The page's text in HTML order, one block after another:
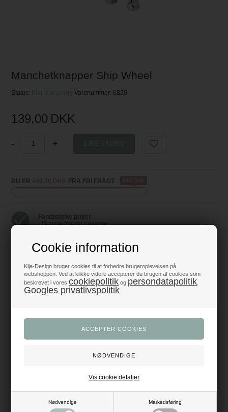
Cookie information
Kija-Design bruger cookies til at forbedre brugeroplevelsen på
webshoppen. Ved at klikke videre accepterer du brugen af cookies som
beskrevet i vorescookiepolitik og persondatapolitik
Googles privatlivspolitik
Nødvendige Markedsføring
Vis cookie detaljer
Manchetknapper Ship Wheel
Status: Klar til leveringVarenummer: 6829
139,00 DKK
- +
DU ER FRA FRI FRAGT
Fantastiske priser
- få mere fest for pengene
Produkter i topklasse
Trustpilot 5/5 - Fremragende
+1200 glade anmeldelser
Dansk webshop
- med hurtig levering
Anmeldelser
Materiale: stål (skal ikke pudses)